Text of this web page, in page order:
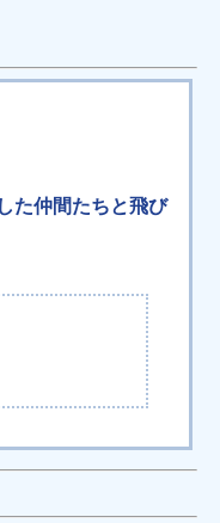
た仲間たちと飛び